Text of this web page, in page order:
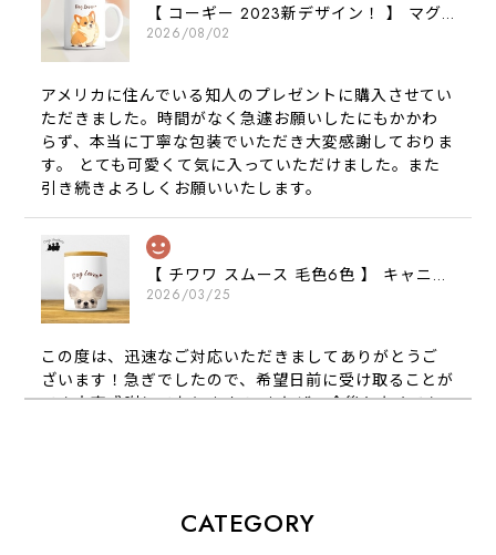
【 コーギー 2023新デザイン！ 】 マグカップ お家用 プレゼント 犬 うちの子 犬グッズ ギフト
2026/08/02
アメリカに住んでいる知人のプレゼントに購入させてい
ただきました。時間がなく急遽お願いしたにもかかわ
らず、本当に丁寧な包装でいただき大変感謝しておりま
す。 とても可愛くて気に入っていただけました。また
引き続きよろしくお願いいたします。
【 チワワ スムース 毛色6色 】 キャニスター 保存容器 お家用 プレゼント 犬 ペット うちの子 犬グッズ
2026/03/25
この度は、迅速なご対応いただきましてありがとうご
ざいます！急ぎでしたので、希望日前に受け取ることが
でき大変感謝しております！ またぜひ今後ともよろし
2026/01/16
CATEGORY